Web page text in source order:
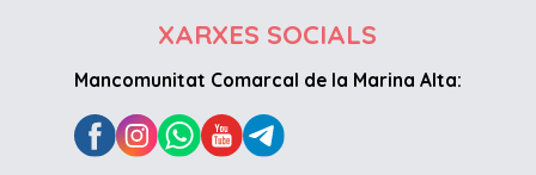
XARXES SOCIALS
Mancomunitat Comarcal de la Marina Alta: